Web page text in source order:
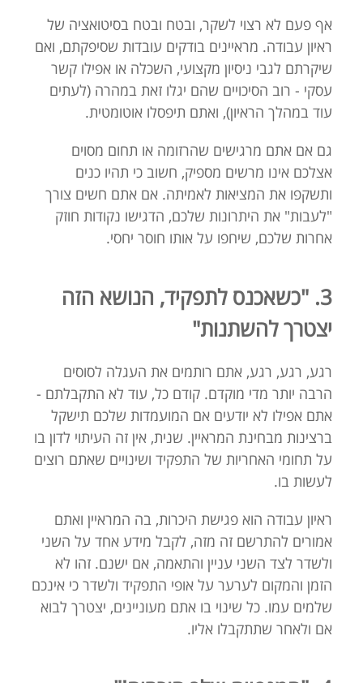
אף פעם לא רצוי לשקר, ובטח ובטח בסיטואציה של
ראיון עבודה. מראיינים בודקים עובדות שסיפקתם, ואם
שיקרתם לגבי ניסיון מקצועי, השכלה או אפילו קשר
עסקי - רוב הסיכויים שהם יגלו זאת במהרה (לעתים
עוד במהלך הראיון), ואתם תיפסלו אוטומטית.
גם אם אתם מרגישים שהרזומה או תחום מסוים
אצלכם אינו מרשים מספיק, חשוב כי תהיו כנים
ותשקפו את המציאות לאמיתה. אם אתם חשים צורך
"לעבות" את היתרונות שלכם, הדגישו נקודות חוזק
אחרות שלכם, שיחפו על אותו חוסר יחסי.
3. "כשאכנס לתפקיד, הנושא הזה
יצטרך להשתנות"
רגע, רגע, רגע, אתם רותמים את העגלה לסוסים
הרבה יותר מדי מוקדם. קודם כל, עוד לא התקבלתם -
אתם אפילו לא יודעים אם המועמדות שלכם תישקל
ברצינות מבחינת המראיין. שנית, אין זה העיתוי לדון בו
על תחומי האחריות של התפקיד ושינויים שאתם רוצים
לעשות בו.
ראיון עבודה הוא פגישת היכרות, בה המראיין ואתם
אמורים להתרשם זה מזה, לקבל מידע אחד על השני
ולשדר לצד השני עניין והתאמה, אם ישנם. זהו לא
הזמן והמקום לערער על אופי התפקיד ולשדר כי אינכם
שלמים עמו. כל שינוי בו אתם מעוניינים, יצטרך לבוא
אם ולאחר שתתקבלו אליו.